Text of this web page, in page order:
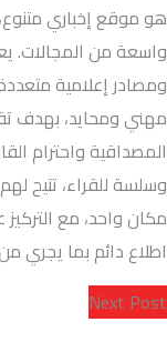
هو موقع إخباري
واسعة من المجالات.
ومصادر إعلامية
مهني ومحايد، بهدف
وسلسة للقراء، تتيح
مكان واحد، مع
اطلاع دائم بما يجري
Next Post